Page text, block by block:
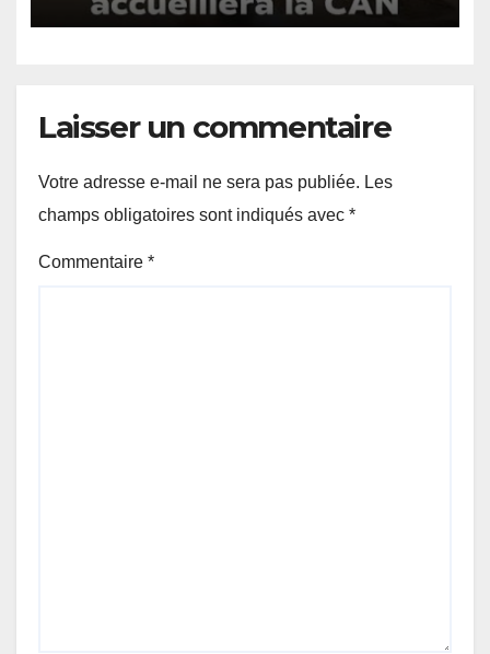
Laisser un commentaire
Votre adresse e-mail ne sera pas publiée. Les
champs obligatoires sont indiqués avec *
Commentaire *